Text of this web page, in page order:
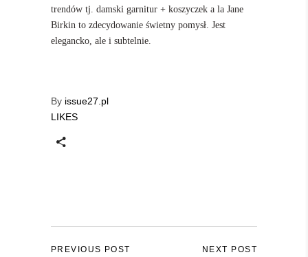
trendów tj. damski garnitur + koszyczek a la Jane
Birkin to zdecydowanie świetny pomysł. Jest
elegancko, ale i subtelnie.
By issue27.pl
LIKES
PREVIOUS POST NEXT POST